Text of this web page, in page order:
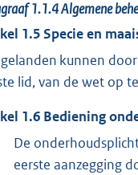
1.1.4Algemene
1.5Specie en
kunnen
lid, van de wet op
1.6 Bediening
De
eerste aanzegging